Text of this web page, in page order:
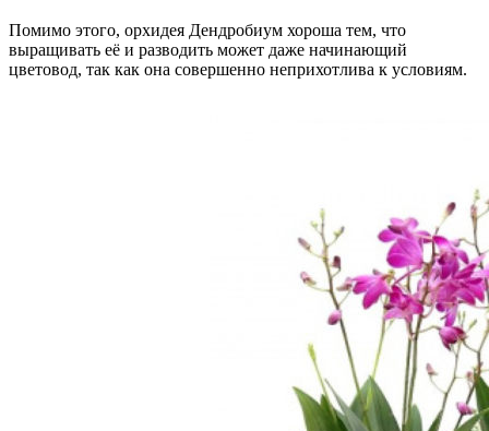
Помимо этого, орхидея Дендробиум хороша тем, что
выращивать её и разводить может даже начинающий
цветовод, так как она совершенно неприхотлива к условиям.